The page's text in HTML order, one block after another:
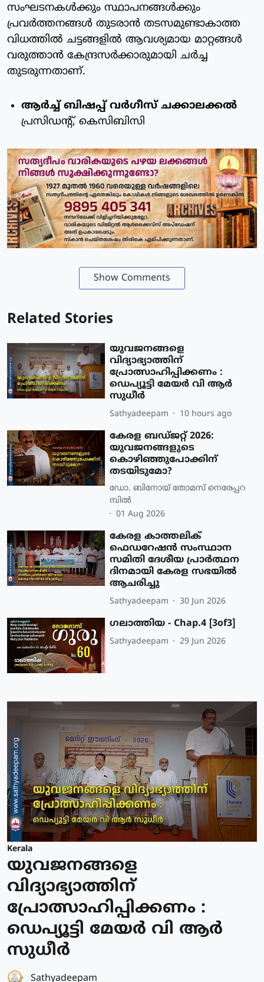
സംഘടനകള്‍ക്കും സ്ഥാപനങ്ങള്‍ക്കും
പ്രവര്‍ത്തനങ്ങള്‍ തുടരാന്‍ തടസമുണ്ടാകാത്ത
വിധത്തില്‍ ചട്ടങ്ങളില്‍ ആവശ്യമായ മാറ്റങ്ങള്‍
വരുത്താന്‍ കേന്ദ്രസര്‍ക്കാരുമായി ചര്‍ച്ച
തുടരുന്നതാണ്.
ആര്‍ച്ച് ബിഷപ്പ് വര്‍ഗീസ് ചക്കാലക്കല്‍
പ്രസിഡന്റ്, കെസിബിസി
Show Comments
Related Stories
യുവജനങ്ങളെ
വിദ്യാഭ്യാത്തിന്
പ്രോത്സാഹിപ്പിക്കണം :
ഡെപ്യൂട്ടി മേയർ വി ആർ
സുധീർ
Sathyadeepam 10 hours ago
കേരള ബഡ്ജറ്റ് 2026:
യുവജനങ്ങളുടെ
കൊഴിഞ്ഞുപോക്കിന്
തടയിടുമോ?
ഡോ. ബിനോയ് തോമസ് നെരേപ്പറ
മ്പിൽ
01 Aug 2026
കേരള കാത്തലിക്
ഫെഡറേഷന്‍ സംസ്ഥാന
സമിതി ദേശീയ പ്രാര്‍ത്ഥന
ദിനമായി കേരള സഭയില്‍
ആചരിച്ചു
Sathyadeepam 30 Jun 2026
ഗലാത്തിയ - Chap.4 [3of3]
Sathyadeepam 29 Jun 2026
Kerala
യുവജനങ്ങളെ
വിദ്യാഭ്യാത്തിന്
പ്രോത്സാഹിപ്പിക്കണം :
ഡെപ്യൂട്ടി മേയർ വി ആർ
സുധീർ
Sathyadeepam